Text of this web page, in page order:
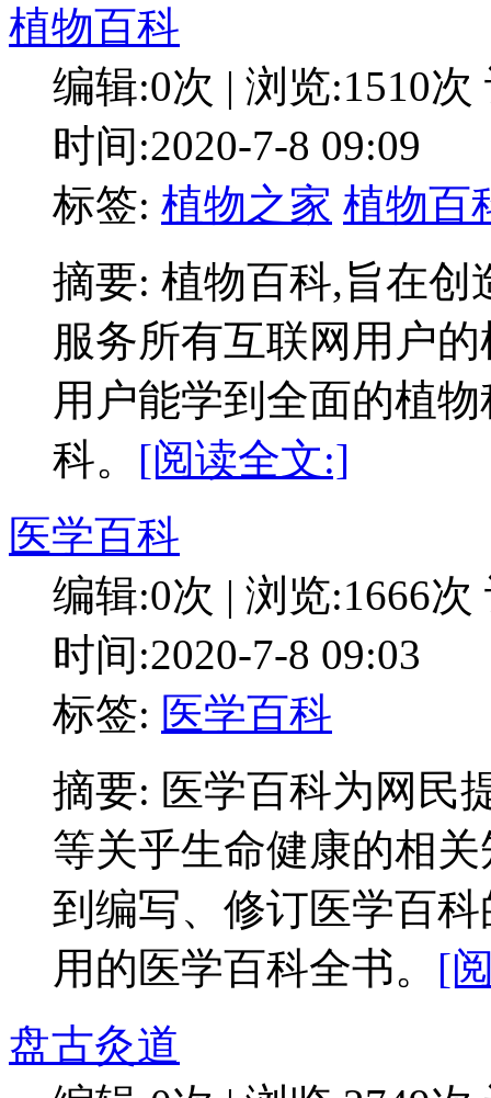
植物百科
编辑:0次 | 浏览:1510次
时间:2020-7-8 09:09
标签: 植物之家 植物百
摘要: 植物百科,旨在
服务所有互联网用户
用户能学到全面的植
科。 [阅读全文:]
医学百科
编辑:0次 | 浏览:1666次
时间:2020-7-8 09:03
标签: 医学百科
摘要: 医学百科为网民
等关乎生命健康的相
到编写、修订医学百
用的医学百科全书。 [
盘古灸道